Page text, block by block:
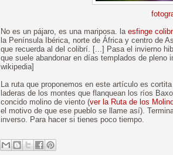
No es un pájaro, es una mariposa. la esfinge
la Península Ibérica, norte de África y centro de
que recuerda al del colibrí. [...] Pasa el invierno
que suele abandonar en días templados de pleno
wikipedia]
La ruta que proponemos en este artículo es
laderas de los montes que flanquean los ríos
concido molino de viento (ver la Ruta de los
el motivo de que ese pueblo se llame así).
inverso. Para hacer si tienes poco tiempo.